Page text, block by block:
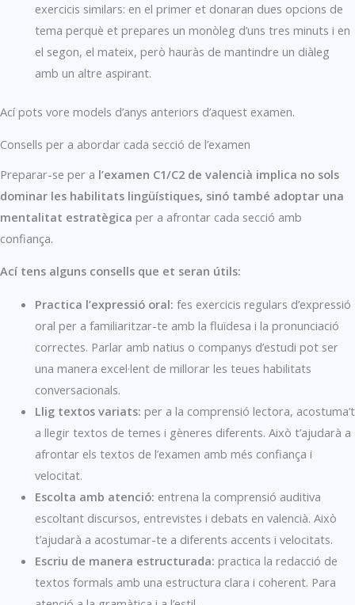
exercicis similars: en el primer et donaran dues opcions de
tema perquè et prepares un monòleg d’uns tres minuts i en
el segon, el mateix, però hauràs de mantindre un diàleg
amb un altre aspirant.
Ací pots vore models d’anys anteriors d’aquest examen.
Consells per a abordar cada secció de l’examen
Preparar-se per a l’examen C1/C2 de valencià implica no sols
dominar les habilitats lingüístiques, sinó també adoptar una
mentalitat estratègica per a afrontar cada secció amb
confiança.
Ací tens alguns consells que et seran útils:
Practica l’expressió oral: fes exercicis regulars d’expressió
oral per a familiaritzar-te amb la fluïdesa i la pronunciació
correctes. Parlar amb natius o companys d’estudi pot ser
una manera excel·lent de millorar les teues habilitats
conversacionals.
Llig textos variats: per a la comprensió lectora, acostuma’t
a llegir textos de temes i gèneres diferents. Això t’ajudarà a
afrontar els textos de l’examen amb més confiança i
velocitat.
Escolta amb atenció: entrena la comprensió auditiva
escoltant discursos, entrevistes i debats en valencià. Això
t’ajudarà a acostumar-te a diferents accents i velocitats.
Escriu de manera estructurada: practica la redacció de
textos formals amb una estructura clara i coherent. Para